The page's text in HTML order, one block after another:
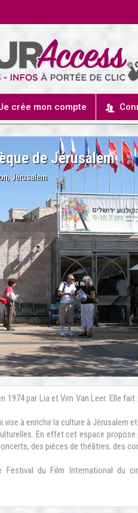
crée mon compte
de Jérusalem
Jérusalem
par Lia et Vim Van Leer. Elle fait
à enrichir la culture à Jérusalem et
En effet cet espace propose
des pièces de théâtres, des
Festival du Film International du